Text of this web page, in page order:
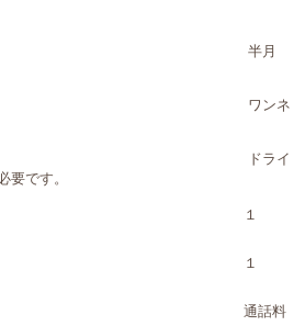
月
ネ
イ
要です。
処置 １
１
通話料